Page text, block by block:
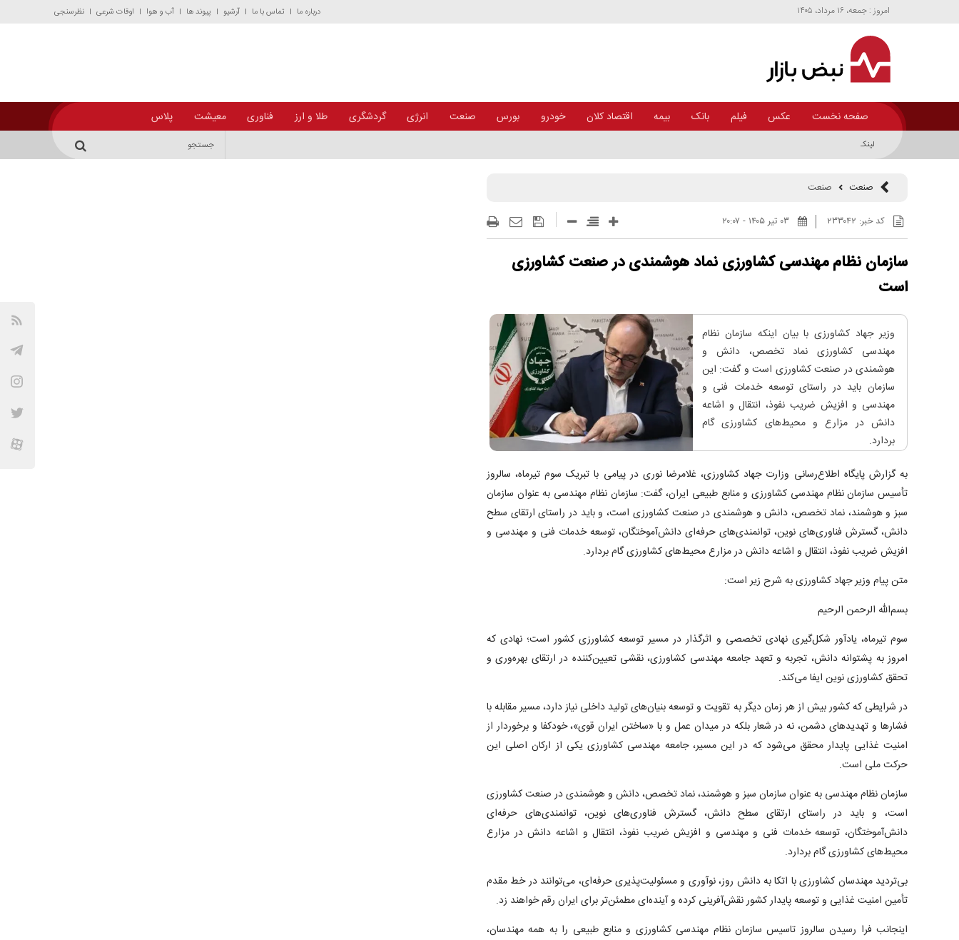
امروز : جمعه، ۱۶ مرداد، ۱۴۰۵ درباره ما تماس با ما آرشیو پیوند ها آب و هوا اوقات شرعی نظرسنجی
صفحه نخست عکس فیلم بانک بیمه اقتصاد کلان خودرو بورس صنعت انرژی گردشگری طلا و ارز فناوری معیشت پلاس
لینک پخش آنلاین مجمع عادی سالانه شرکت نفت بهران
صنعت صنعت
کد خبر: ۲۳۳۰۴۲ ۰۳ تير ۱۴۰۵ - ۲۰:۰۷
سازمان نظام مهندسی کشاورزی نماد هوشمندی در صنعت کشاورزی
است
وزیر جهاد کشاورزی با بیان اینکه سازمان نظام
مهندسی کشاورزی نماد تخصص، دانش و
هوشمندی در صنعت کشاورزی است و گفت: این
سازمان باید در راستای توسعه خدمات فنی و
مهندسی و افزیش ضریب نفوذ، انتقال و اشاعه
دانش در مزارع و محیط‌های کشاورزی گام
بردارد.
به گزارش پایگاه اطلاع‌رسانی وزارت جهاد کشاورزی، غلامرضا نوری در پیامی با تبریک سوم تیرماه، سالروز
تأسیس سازمان نظام مهندسی کشاورزی و منابع طبیعی ایران، گفت: سازمان نظام مهندسی به عنوان سازمان
سبز و هوشمند، نماد تخصص، دانش و هوشمندی در صنعت کشاورزی است، و باید در راستای ارتقای سطح
دانش، گسترش فناوری‌های نوین، توانمندی‌های حرفه‌ای دانش‌آموختگان، توسعه خدمات فنی و مهندسی و
افزیش ضریب نفوذ، انتقال و اشاعه دانش در مزارع محیط‌های کشاورزی گام بردارد.
متن پیام وزیر جهاد کشاورزی به شرح زیر است:
بسم‌الله الرحمن الرحیم
سوم تیرماه، یادآور شکل‌گیری نهادی تخصصی و اثرگذار در مسیر توسعه کشاورزی کشور است؛ نهادی که
امروز به پشتوانه دانش، تجربه و تعهد جامعه مهندسی کشاورزی، نقشی تعیین‌کننده در ارتقای بهره‌وری و
تحقق کشاورزی نوین ایفا می‌کند.
در شرایطی که کشور بیش از هر زمان دیگر به تقویت و توسعه بنیان‌های تولید داخلی نیاز دارد، مسیر مقابله با
فشارها و تهدیدهای دشمن، نه در شعار بلکه در میدان عمل و با «ساختن ایران قوی»، خودکفا و برخوردار از
امنیت غذایی پایدار محقق می‌شود که در این مسیر، جامعه مهندسی کشاورزی یکی از ارکان اصلی این
حرکت ملی است.
سازمان نظام مهندسی به عنوان سازمان سبز و هوشمند، نماد تخصص، دانش و هوشمندی در صنعت کشاورزی
است، و باید در راستای ارتقای سطح دانش، گسترش فناوری‌های نوین، توانمندی‌های حرفه‌ای
دانش‌آموختگان، توسعه خدمات فنی و مهندسی و افزیش ضریب نفوذ، انتقال و اشاعه دانش در مزارع
محیط‌های کشاورزی گام بردارد.
بی‌تردید مهندسان کشاورزی با اتکا به دانش روز، نوآوری و مسئولیت‌پذیری حرفه‌ای، می‌توانند در خط مقدم
تأمین امنیت غذایی و توسعه پایدار کشور نقش‌آفرینی کرده و آینده‌ای مطمئن‌تر برای ایران رقم خواهند زد.
اینجانب فرا رسیدن سالروز تاسیس سازمان نظام مهندسی کشاورزی و منابع طبیعی را به همه مهندسان،